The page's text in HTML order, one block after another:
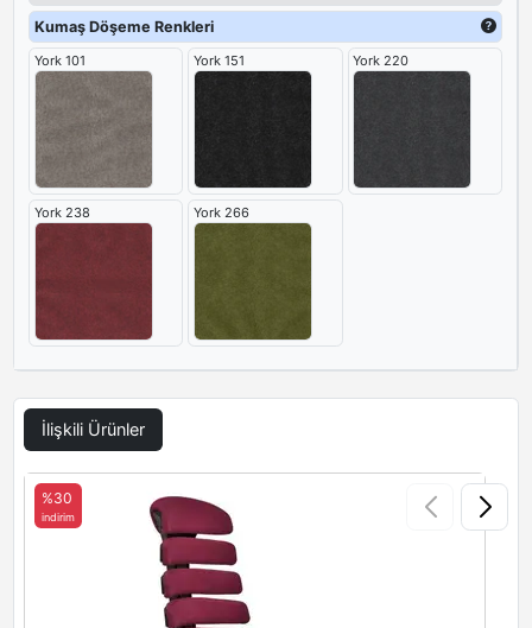
Kumaş Döşeme Renkleri
York 101 York 151 York 220
York 238 York 266
İlişkili Ürünler
%30
indirim